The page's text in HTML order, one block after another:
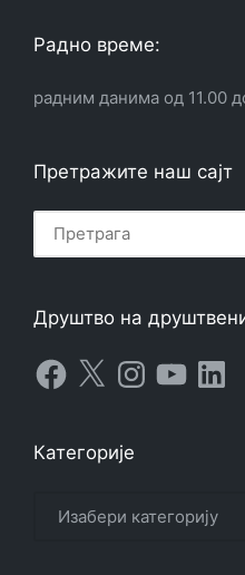
Радно време:
радним данима од 11.00
Претражите наш сајт
Друштво на
Facebook
X InstagramYouTube
Категорије